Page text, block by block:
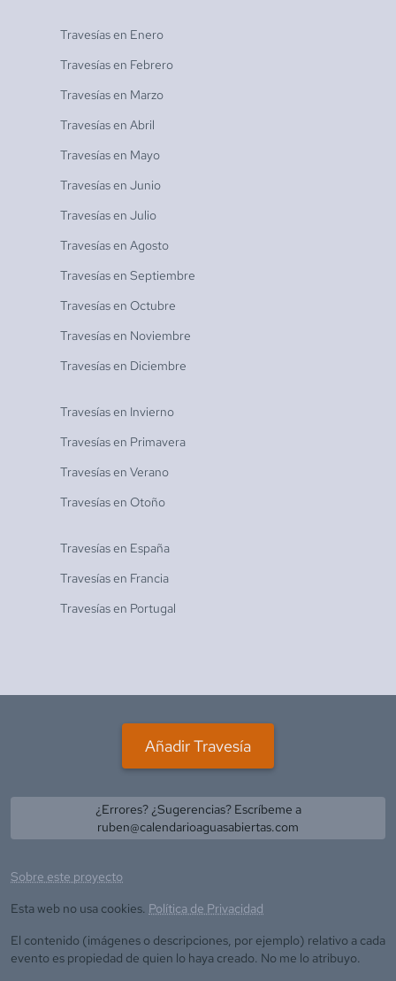
Travesías en Enero
Travesías en Febrero
Travesías en Marzo
Travesías en Abril
Travesías en Mayo
Travesías en Junio
Travesías en Julio
Travesías en Agosto
Travesías en Septiembre
Travesías en Octubre
Travesías en Noviembre
Travesías en Diciembre
Travesías en Invierno
Travesías en Primavera
Travesías en Verano
Travesías en Otoño
Travesías en España
Travesías en Francia
Travesías en Portugal
Añadir Travesía
¿Errores? ¿Sugerencias? Escríbeme a
ruben@calendarioaguasabiertas.com
Sobre este proyecto
Esta web no usa cookies. Política de Privacidad
El contenido (imágenes o descripciones, por ejemplo) relativo a cada
evento es propiedad de quien lo haya creado. No me lo atribuyo.